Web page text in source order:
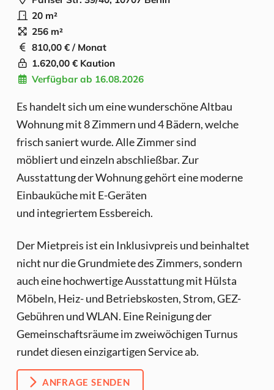
20 m²
256 m²
810,00 € / Monat
1.620,00 € Kaution
Verfügbar ab 16.08.2026
Es handelt sich um eine wunderschöne Altbau
Wohnung mit 8 Zimmern und 4 Bädern, welche
frisch saniert wurde. Alle Zimmer sind
möbliert und einzeln abschließbar. Zur
Ausstattung der Wohnung gehört eine moderne
Einbauküche mit E-Geräten
und integriertem Essbereich.
Der Mietpreis ist ein Inklusivpreis und beinhaltet
nicht nur die Grundmiete des Zimmers, sondern
auch eine hochwertige Ausstattung mit Hülsta
Möbeln, Heiz- und Betriebskosten, Strom, GEZ-
Gebühren und WLAN. Eine Reinigung der
Gemeinschaftsräume im zweiwöchigen Turnus
rundet diesen einzigartigen Service ab.
ANFRAGE SENDEN